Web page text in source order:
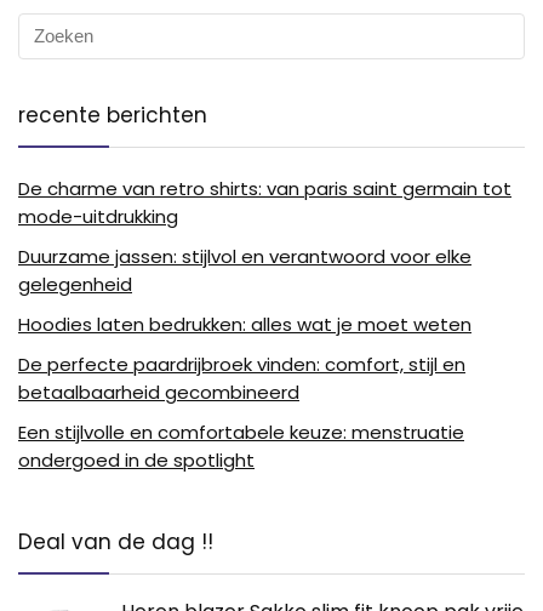
recente berichten
De charme van retro shirts: van paris saint germain tot
mode-uitdrukking
Duurzame jassen: stijlvol en verantwoord voor elke
gelegenheid
Hoodies laten bedrukken: alles wat je moet weten
De perfecte paardrijbroek vinden: comfort, stijl en
betaalbaarheid gecombineerd
Een stijlvolle en comfortabele keuze: menstruatie
ondergoed in de spotlight
Deal van de dag !!